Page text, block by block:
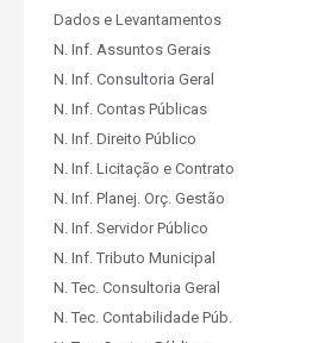
Dados e Levantamentos
N. Inf. Assuntos Gerais
N. Inf. Consultoria Geral
N. Inf. Contas Públicas
N. Inf. Direito Público
N. Inf. Licitação e Contrato
N. Inf. Planej. Orç. Gestão
N. Inf. Servidor Público
N. Inf. Tributo Municipal
N. Tec. Consultoria Geral
N. Tec. Contabilidade Púb.